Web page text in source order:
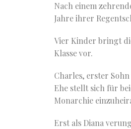
Nach einem
Jahre ihrer
Vier Kinder bringt
Klasse vor.
Charles, erster
Ehe stellt sich für
Monarchie
Erst als Diana